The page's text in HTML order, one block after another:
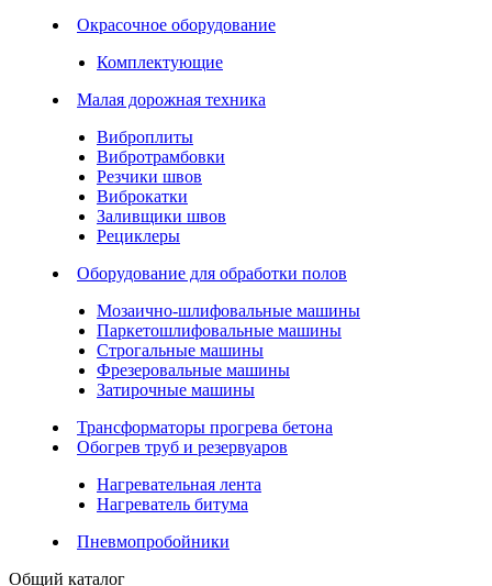
Окрасочное оборудование
Комплектующие
Малая дорожная техника
Виброплиты
Вибротрамбовки
Резчики швов
Виброкатки
Заливщики швов
Рециклеры
Оборудование для обработки полов
Мозаично-шлифовальные машины
Паркетошлифовальные машины
Строгальные машины
Фрезеровальные машины
Затирочные машины
Трансформаторы прогрева бетона
Обогрев труб и резервуаров
Нагревательная лента
Нагреватель битума
Пневмопробойники
Общий каталог